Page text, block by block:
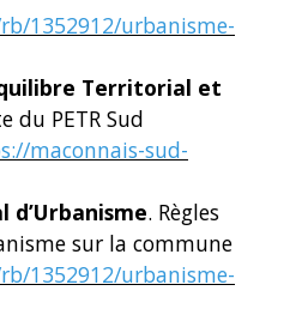
1352912/urbanisme-
Territorial et
du PETR Sud
maconnais-sud-
d’Urbanisme. Règles
sur la commune
1352912/urbanisme-